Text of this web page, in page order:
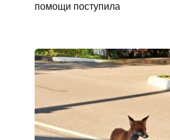
помощи поступила